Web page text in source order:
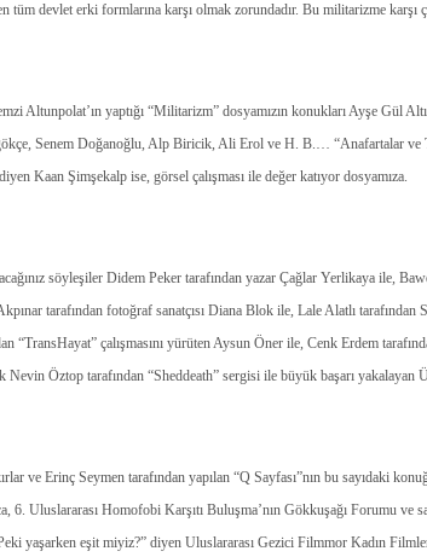
tüm devlet erki formlarına karşı olmak zorundadır. Bu militarizme
Altunpolat’ın yaptığı “Militarizm” dosyamızın konukları Ayşe Gül
Senem Doğanoğlu, Alp Biricik, Ali Erol ve H. B.… “Anafartalar
Kaan Şimşekalp ise, görsel çalışması ile değer katıyor dosyamıza.
söyleşiler Didem Peker tarafından yazar Çağlar Yerlikaya ile,
tarafından fotoğraf sanatçısı Diana Blok ile, Lale Alatlı
“TransHayat” çalışmasını yürüten Aysun Öner ile, Cenk Erdem
Nevin Öztop tarafından “Sheddeath” sergisi ile büyük başarı yakalayan
ve Erinç Seymen tarafından yapılan “Q Sayfası”nın bu sayıdaki
6. Uluslararası Homofobi Karşıtı Buluşma’nın Gökkuşağı Forumu
yaşarken eşit miyiz?” diyen Uluslararası Gezici Filmmor Kadın